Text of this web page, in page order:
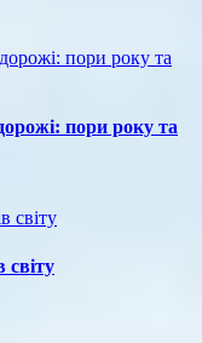
пори року та
світу